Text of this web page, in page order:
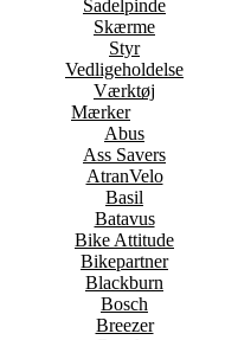
Sadelpinde
Skærme
Styr
Vedligeholdelse
Værktøj
Mærker
Abus
Ass Savers
AtranVelo
Basil
Batavus
Bike Attitude
Bikepartner
Blackburn
Bosch
Breezer